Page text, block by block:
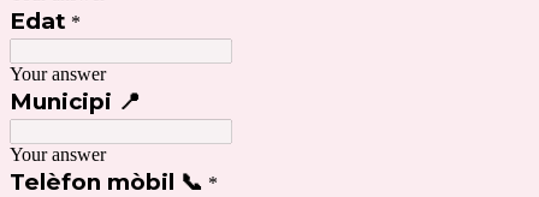
Edat *
Your answer
Municipi 📍
Your answer
Telèfon mòbil 📞 *